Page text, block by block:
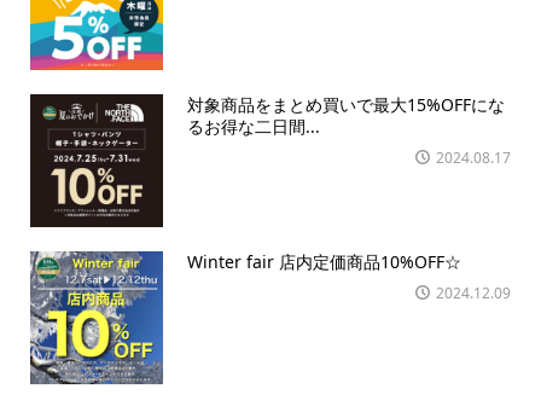
対象商品をまとめ買いで最大15%OFFにな
るお得な二日間...
2024.08.17
Winter fair 店内定価商品10%OFF☆
2024.12.09